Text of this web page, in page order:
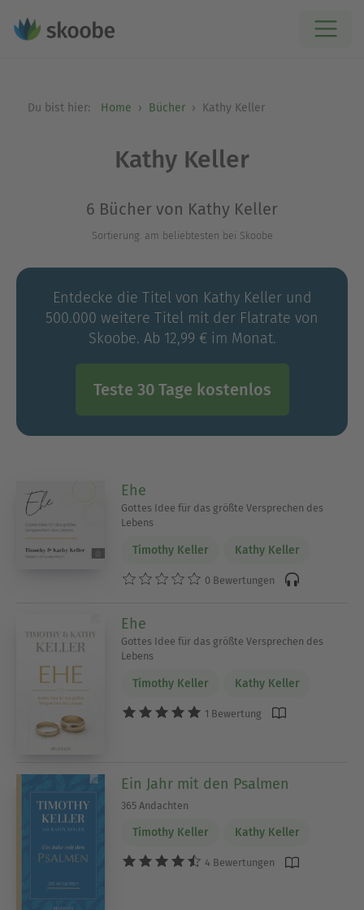
Du bist hier: Home Bücher Kathy Keller
Kathy Keller
6 Bücher von Kathy Keller
Sortierung: am beliebtesten bei Skoobe
Entdecke die Titel von Kathy Keller und
500.000 weitere Titel mit der Flatrate von
Skoobe. Ab 12,99 € im Monat.
Teste 30 Tage kostenlos
Ehe
Gottes Idee für das größte Versprechen des
Lebens
Timothy Keller Kathy Keller
0 Bewertungen
Ehe
Gottes Idee für das größte Versprechen des
Lebens
Timothy Keller Kathy Keller
1 Bewertung
Ein Jahr mit den Psalmen
365 Andachten
Timothy Keller Kathy Keller
4 Bewertungen